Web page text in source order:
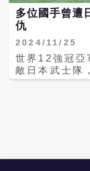
多位國手曾遭
仇
2024/11/25
世界12強冠亞
敵日本武士隊
已。值得注意
美奪冠的表現，
陳傑憲本次